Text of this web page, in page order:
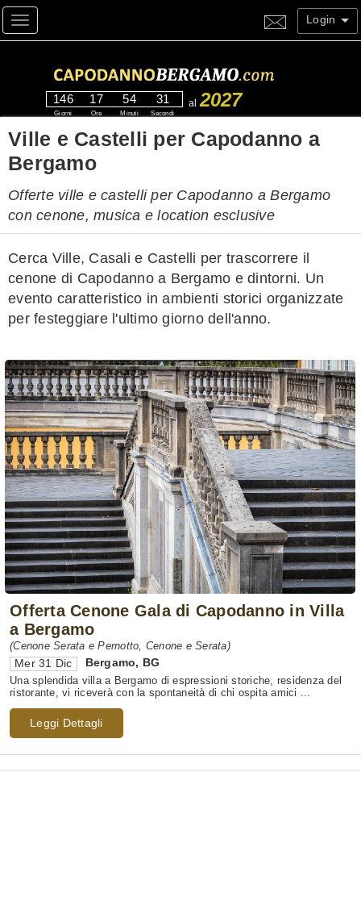
Toggle navigation Login
146
Giorni
17
Ore
54
Minuti
30
Secondi
al 2027
Ville e Castelli per Capodanno a
Bergamo
Offerte ville e castelli per Capodanno a Bergamo
con cenone, musica e location esclusive
Cerca Ville, Casali e Castelli per trascorrere il
cenone di Capodanno a Bergamo e dintorni. Un
evento caratteristico in ambienti storici organizzate
per festeggiare l'ultimo giorno dell'anno.
Offerta Cenone Gala di Capodanno in Villa
a Bergamo
(Cenone Serata e Pernotto, Cenone e Serata)
Mer 31 Dic Bergamo, BG
Una splendida villa a Bergamo di espressioni storiche, residenza del
ristorante, vi riceverà con la spontaneità di chi ospita amici ...
Leggi Dettagli